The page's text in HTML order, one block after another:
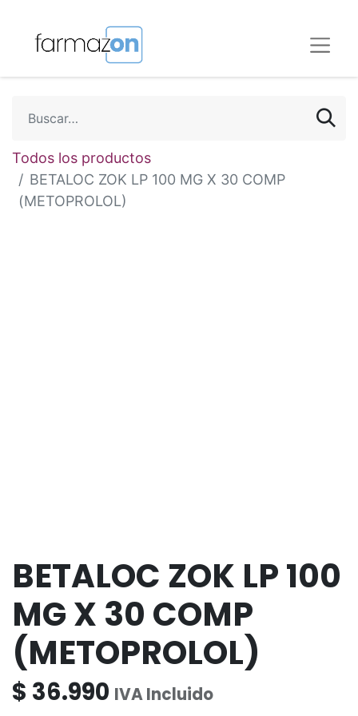
Todos los productos
BETALOC ZOK LP 100 MG X 30 COMP
(METOPROLOL)
BETALOC ZOK LP 100
MG X 30 COMP
(METOPROLOL)
$ 36.990 IVA Incluido